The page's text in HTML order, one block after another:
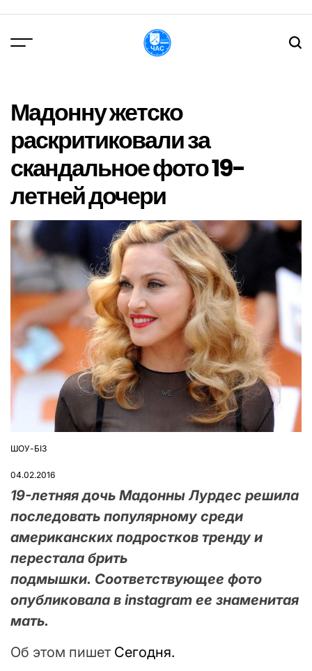
вмісту
Мадонну жетско
раскритиковали за
скандальное фото 19-
летней дочери
ОПУБЛІКУВАТИ
ШОУ-БІЗ
04.02.2016
19-летняя дочь Мадонны Лурдес решила
последовать популярному среди
американских подростков тренду и
перестала брить
подмышки. Соответствующее фото
опубликовала в instagram ее знаменитая
мать.
Об этом пишет Сегодня.